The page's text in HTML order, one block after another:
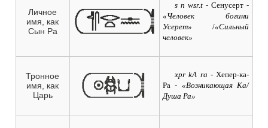
Личное
имя, как
Сын Ра
s n wsr.t - Сенусерт-
«Человек богини
Усерет» /«Сильный
человек»
Тронное
имя, как
Царь
xpr kA ra - Хепер-ка-
Ра - «Возникающая Ка/
Душа Ра»